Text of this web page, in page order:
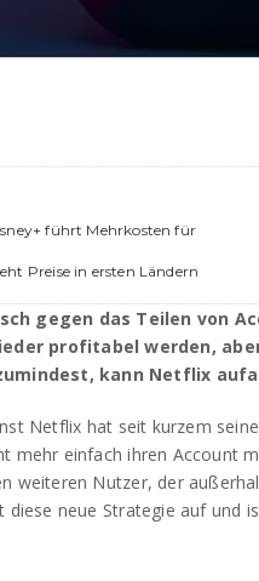
führt Mehrkosten für
Preise in ersten Ländern
gegen das Teilen von
profitabel werden,
kann Netflix
Netflix hat seit kurzem
mehr einfach ihren Account
weiteren Nutzer, der
neue Strategie auf und